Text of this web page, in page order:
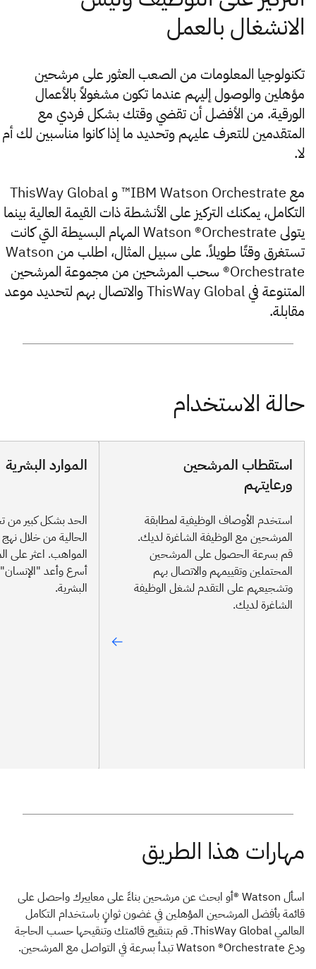
تكنولوجيا المعلومات من الصعب العثور على مرشحين
مؤهلين والوصول إليهم عندما تكون مشغولاً بالأعمال
الورقية. من الأفضل أن تقضي وقتك بشكل فردي مع
المتقدمين للتعرف عليهم وتحديد ما إذا كانوا مناسبين لك أم
لا.
مع IBM Watson Orchestrate™ و ThisWay Global
التكامل، يمكنك التركيز على الأنشطة ذات القيمة العالية بينما
يتولى Watson ®Orchestrate المهام البسيطة التي كانت
تستغرق وقتًا طويلاً. على سبيل المثال، اطلب من Watson
®Orchestrate سحب المرشحين من مجموعة المرشحين
المتنوعة في ThisWay Global والاتصال بهم لتحديد موعد
مقابلة.
استقطاب المرشحين
ورعايتهم
استخدم الأوصاف الوظيفية لمطابقة
المرشحين مع الوظيفة الشاغرة لديك.
قم بسرعة الحصول على المرشحين
المحتملين وتقييمهم والاتصال بهم
وتشجيعهم على التقدم لشغل الوظيفة
الشاغرة لديك.
الموارد البشرية
الحد بشكل كبير من
الحالية من خلال
المواهب. اعثر على
أسرع وأعد "الإنسان"
البشرية.
اسأل Watson ®أو ابحث عن مرشحين بناءً على معاييرك واحصل على
قائمة بأفضل المرشحين المؤهلين في غضون ثوانٍ باستخدام التكامل
العالمي ThisWay Global. قم بتنقيح قائمتك وتنقيحها حسب الحاجة
ودع Watson ®Orchestrate تبدأ بسرعة في التواصل مع المرشحين.